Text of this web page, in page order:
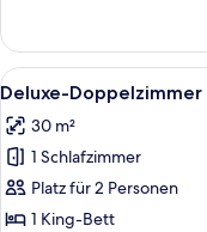
Zimmer,
1 King-
Bett,
Nichtraucher,
Gartenblick
Alle
Fotos
für
Deluxe-
Doppelzimmer
anzeigen
8
Deluxe-Doppelzimmer
30 m²
1 Schlafzimmer
Platz für 2 Personen
1 King-Bett